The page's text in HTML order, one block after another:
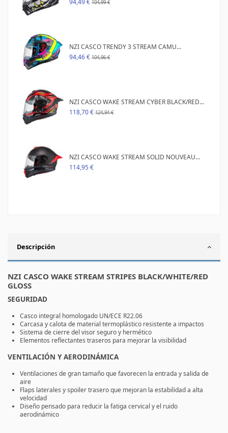
104,99 €
NZI CASCO TRENDY 3 STREAM CAMU...
94,46 € 104,96 €
NZI CASCO WAKE STREAM CYBER BLACK/RED...
118,70 € 124,94 €
NZI CASCO WAKE STREAM SOLID NOUVEAU...
114,95 €
Descripción
NZI CASCO WAKE STREAM STRIPES BLACK/WHITE/RED
GLOSS
SEGURIDAD
Casco integral homologado UN/ECE R22.06
Carcasa y calota de material termoplástico resistente a impactos
Sistema de cierre del visor seguro y hermético
Elementos reflectantes traseros para mejorar la visibilidad
VENTILACIÓN Y AERODINÁMICA
Ventilaciones de gran tamaño que favorecen la entrada y salida de
aire
Flaps laterales y spoiler trasero que mejoran la estabilidad a alta
velocidad
Diseño pensado para reducir la fatiga cervical y el ruido
aerodinámico